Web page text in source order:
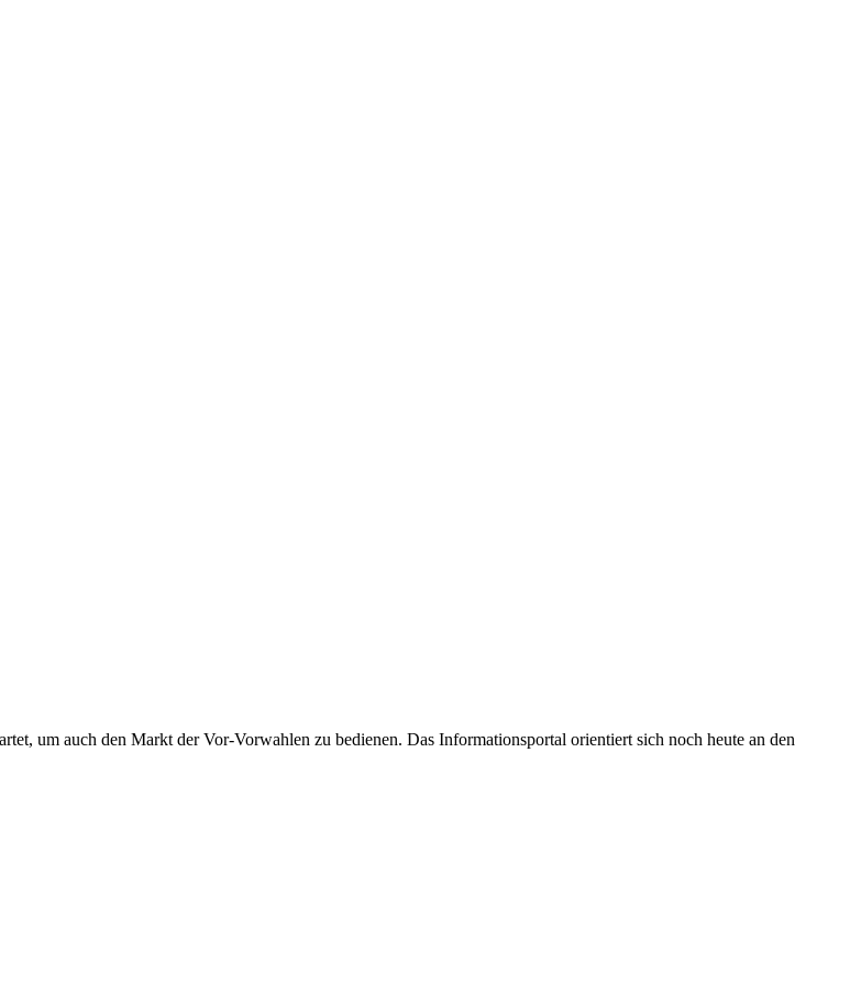
um auch den Markt der Vor-Vorwahlen zu bedienen. Das Informationsportal orientiert sich noch heute an den